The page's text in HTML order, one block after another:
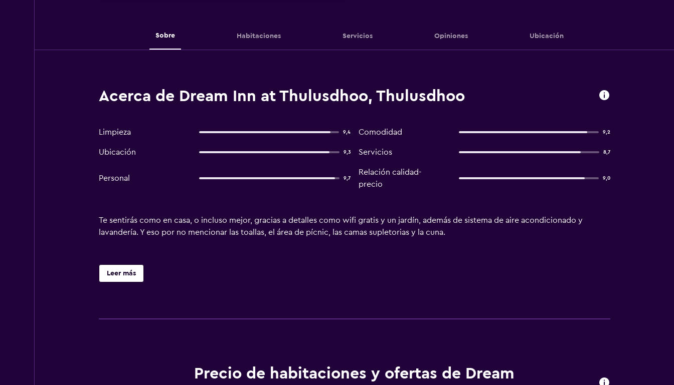
Sobre Habitaciones Servicios Opiniones Ubicación
Acerca de Dream Inn at Thulusdhoo, Thulusdhoo
Limpieza 9,4 Comodidad 9,2
Ubicación 9,3 Servicios 8,7
Personal 9,7
Relación calidad-
precio
9,0
Te sentirás como en casa, o incluso mejor, gracias a detalles como wifi gratis y un jardín, además de sistema de aire acondicionado y
lavandería. Y eso por no mencionar las toallas, el área de pícnic, las camas supletorias y la cuna.
Leer más
Precio de habitaciones y ofertas de Dream